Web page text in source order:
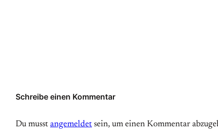
Schreibe einen Kommentar
Du musst angemeldet sein, um einen Kommentar